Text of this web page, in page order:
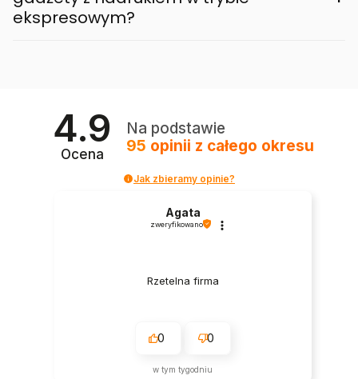
ekspresowym?
4.9
Ocena
Na podstawie
95 opinii z całego okresu
Jak zbieramy opinie?
Agata
zweryfikowano
Rzetelna firma
0 0
w tym tygodniu